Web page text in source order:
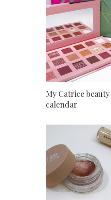
My Catrice
calendar